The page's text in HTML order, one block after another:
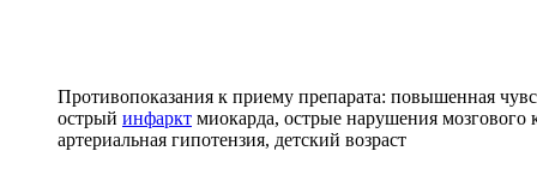
Противопоказания к приему препарата: повышенная
острый инфаркт миокарда, острые нарушения
артериальная гипотензия, детский возраст